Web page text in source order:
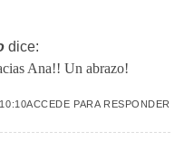
dice:
Ana!! Un abrazo!
ACCEDE PARA RESPONDER